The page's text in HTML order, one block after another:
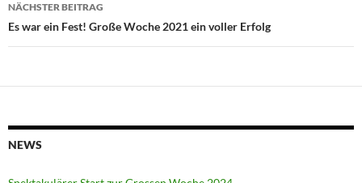
NÄCHSTER BEITRAG
Es war ein Fest! Große Woche 2021 ein voller Erfolg
NEWS